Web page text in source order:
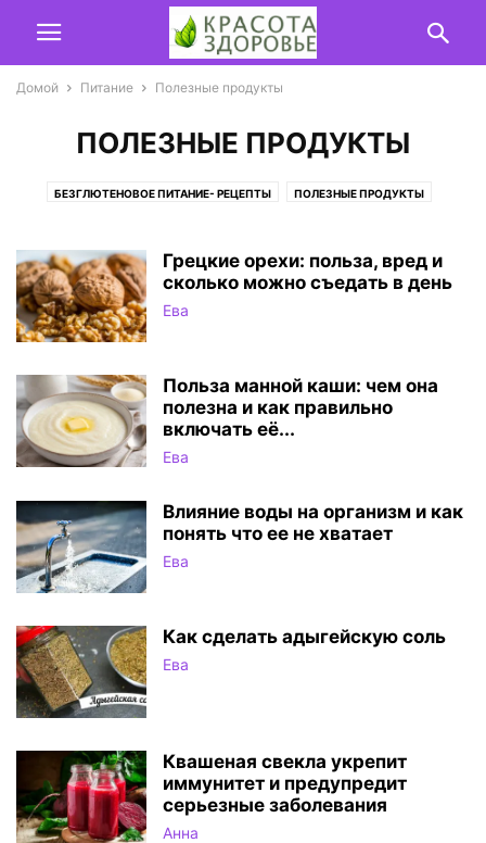
Домой Питание Полезные продукты
ПОЛЕЗНЫЕ ПРОДУКТЫ
БЕЗГЛЮТЕНОВОЕ ПИТАНИЕ- РЕЦЕПТЫ ПОЛЕЗНЫЕ ПРОДУКТЫ
Грецкие орехи: польза, вред и
сколько можно съедать в день
Ева
Польза манной каши: чем она
полезна и как правильно
включать её...
Ева
Влияние воды на организм и как
понять что ее не хватает
Ева
Как сделать адыгейскую соль
Ева
Квашеная свекла укрепит
иммунитет и предупредит
серьезные заболевания
Анна